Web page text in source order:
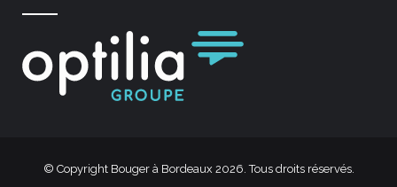
© Copyright Bouger à Bordeaux 2026. Tous droits réservés.